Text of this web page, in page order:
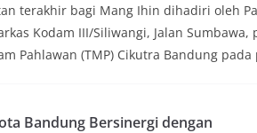
terakhir bagi Mang Ihin dihadiri oleh
Kodam III/Siliwangi, Jalan
Pahlawan (TMP) Cikutra Bandung pada
Bandung Bersinergi dengan